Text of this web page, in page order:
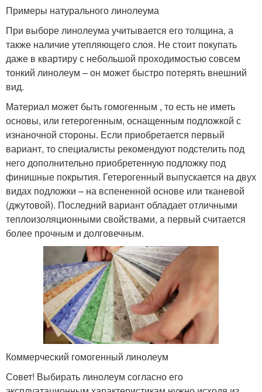
Примеры натурального линолеума
При выборе линолеума учитывается его толщина, а
также наличие утепляющего слоя. Не стоит покупать
даже в квартиру с небольшой проходимостью совсем
тонкий линолеум – он может быстро потерять внешний
вид.
Материал может быть гомогенным , то есть не иметь
основы, или гетерогенным, оснащенным подложкой с
изнаночной стороны. Если приобретается первый
вариант, то специалисты рекомендуют подстелить под
него дополнительно приобретенную подложку под
финишные покрытия. Гетерогенный выпускается на двух
видах подложки – на вспененной основе или тканевой
(джутовой). Последний вариант обладает отличными
теплоизоляционными свойствами, а первый считается
более прочным и долговечным.
Коммерческий гомогенный линолеум
Совет! Выбирать линолеум согласно его